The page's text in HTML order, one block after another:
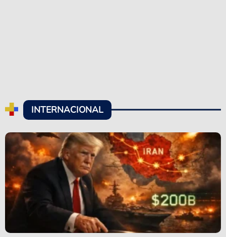
INTERNACIONAL